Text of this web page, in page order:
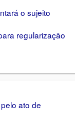
o sujeito
regularização
ato de